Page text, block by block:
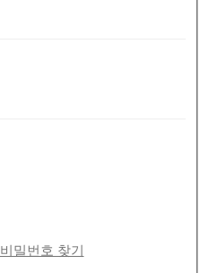
비밀번호 찾기